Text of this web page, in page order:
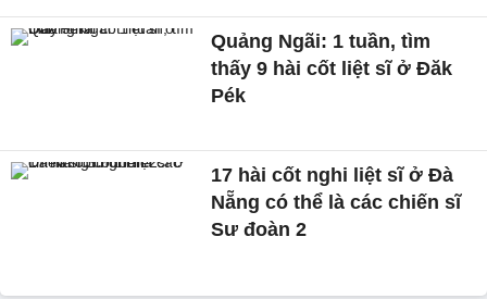
Quảng Ngãi: 1 tuần, tìm
thấy 9 hài cốt liệt sĩ ở Đăk
Pék
17 hài cốt nghi liệt sĩ ở Đà
Nẵng có thể là các chiến sĩ
Sư đoàn 2